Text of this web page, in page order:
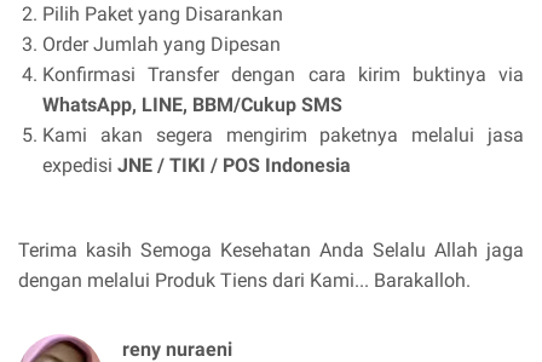
Pilih Paket yang Disarankan
Order Jumlah yang Dipesan
Konfirmasi Transfer dengan cara kirim buktinya via
WhatsApp, LINE, BBM/Cukup SMS
Kami akan segera mengirim paketnya melalui jasa
expedisi JNE / TIKI / POS Indonesia
Terima kasih Semoga Kesehatan Anda Selalu Allah jaga
dengan melalui Produk Tiens dari Kami... Barakalloh.
reny nuraeni